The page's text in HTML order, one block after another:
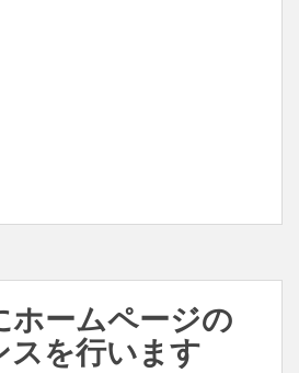
ホームページの
スを行います